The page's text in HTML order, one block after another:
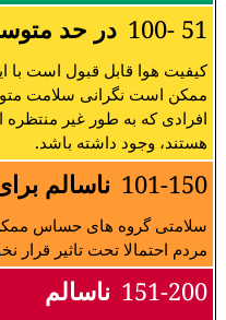
51 -100 در حد
کیفیت هوا قابل قبول است با
ممکن است نگرانی سلامت
افرادی که به طور غیر
هستند، وجود داشته باشد.
101-150 ناسالم
سلامتی گروه های حساس
مردم احتمالا تحت تاثیر قرار
151-200 ناسالم